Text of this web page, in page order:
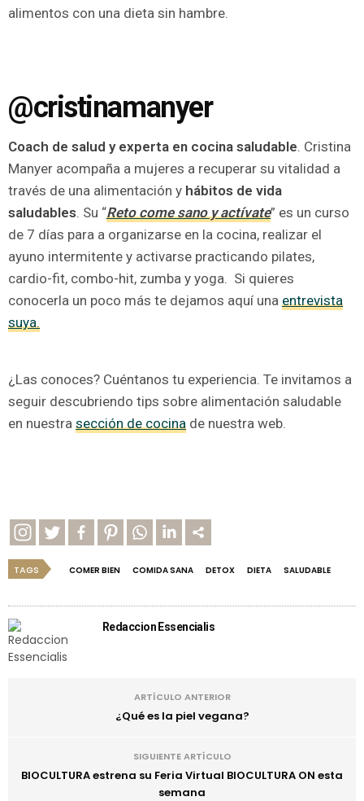
alimentos con una dieta sin hambre.
@cristinamanyer
Coach de salud y experta en cocina saludable. Cristina
Manyer acompaña a mujeres a recuperar su vitalidad a
través de una alimentación y hábitos de vida
saludables. Su “Reto come sano y actívate” es un curso
de 7 días para a organizarse en la cocina, realizar el
ayuno intermitente y activarse practicando pilates,
cardio-fit, combo-hit, zumba y yoga. Si quieres
conocerla un poco más te dejamos aquí una entrevista
suya.
¿Las conoces? Cuéntanos tu experiencia. Te invitamos a
seguir descubriendo tips sobre alimentación saludable
en nuestra sección de cocina de nuestra web.
TAGS COMER BIEN COMIDA SANA DETOX DIETA SALUDABLE
Redaccion Essencialis
ARTÍCULO ANTERIOR
¿Qué es la piel vegana?
SIGUIENTE ARTÍCULO
BIOCULTURA estrena su Feria Virtual BIOCULTURA ON esta
semana